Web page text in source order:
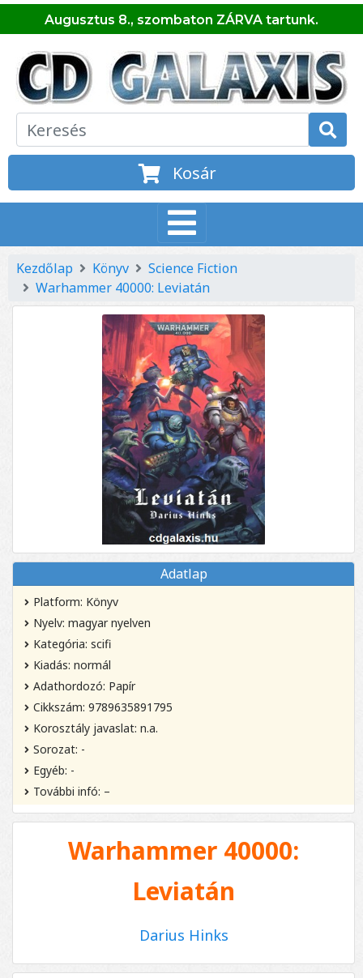
Augusztus 8., szombaton ZÁRVA tartunk.
Kosár
Kezdőlap Könyv
Science Fiction
Warhammer 40000: Leviatán
Adatlap
Platform: Könyv
Nyelv: magyar nyelven
Kategória: scifi
Kiadás: normál
Adathordozó: Papír
Cikkszám: 9789635891795
Korosztály javaslat: n.a.
Sorozat: -
Egyéb: -
További infó: –
Warhammer 40000:
Leviatán
Darius Hinks